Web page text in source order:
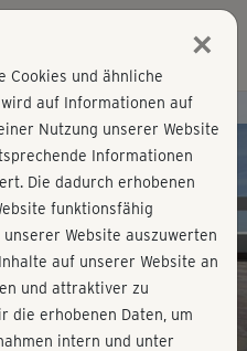
×
Cookies und ähnliche
auf Informationen auf
Nutzung unserer Website
Informationen
Die dadurch erhobenen
funktionsfähig
Website auszuwerten
auf unserer Website an
und attraktiver zu
die erhobenen Daten, um
intern und unter